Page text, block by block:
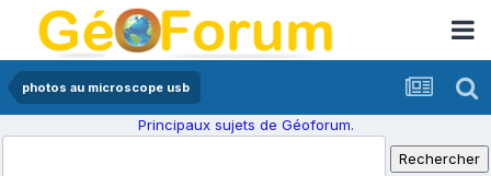
photos au microscope usb
Principaux sujets de Géoforum.